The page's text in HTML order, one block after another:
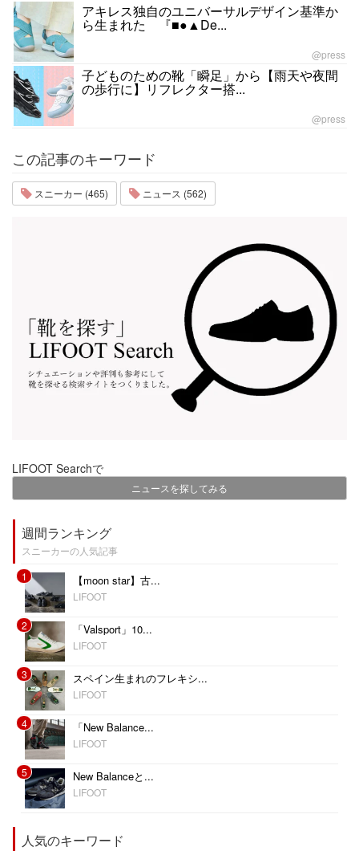
アキレス独自のユニバーサルデザイン基準か
ら生まれた 『■●▲De...
@press
子どものための靴「瞬足」から【雨天や夜間
の歩行に】リフレクター搭...
@press
この記事のキーワード
スニーカー (465) ニュース (562)
LIFOOT Searchで
ニュースを探してみる
週間ランキング
スニーカーの人気記事
1
【moon star】古...
LIFOOT
2 「Valsport」10...
LIFOOT
3 スペイン生まれのフレキシ...
LIFOOT
4 「New Balance...
LIFOOT
5 New Balanceと...
LIFOOT
人気のキーワード